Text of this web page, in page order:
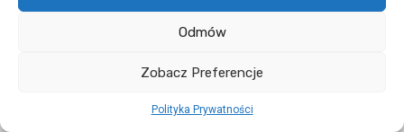
Odmów
Zobacz Preferencje
Polityka Prywatności
Polityka prywatności
Standardy Ochrony Małoletnich